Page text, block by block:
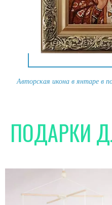
Авторская икона в янтаре в
ПОДАРКИ